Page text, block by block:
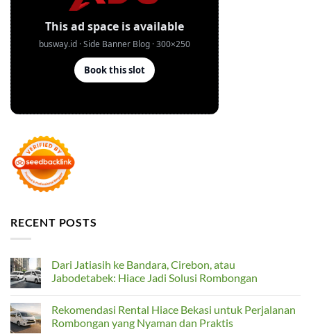
RECENT POSTS
Dari Jatiasih ke Bandara, Cirebon, atau
Jabodetabek: Hiace Jadi Solusi Rombongan
on
Dari
Jatiasih
Rekomendasi Rental Hiace Bekasi untuk Perjalanan
Rombongan yang Nyaman dan Praktis